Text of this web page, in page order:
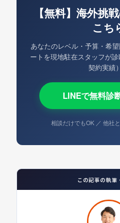
【無料】海外挑
こち
あなたのレベル・予算・希
ートを現地駐在スタッフが
契約実績）
LINEで無料診
相談だけでもOK ／ 他社
この記事の執筆